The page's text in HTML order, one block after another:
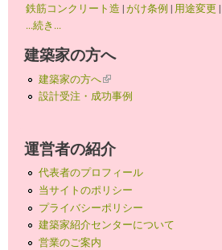
鉄筋コンクリート造 |がけ条例 | 用途変更 |
...続き...
建築家の方へ
建築家の方へ(link is external)
設計受注・成功事例
運営者の紹介
代表者のプロフィール
当サイトのポリシー
プライバシーポリシー
建築家紹介センターについて
営業のご案内